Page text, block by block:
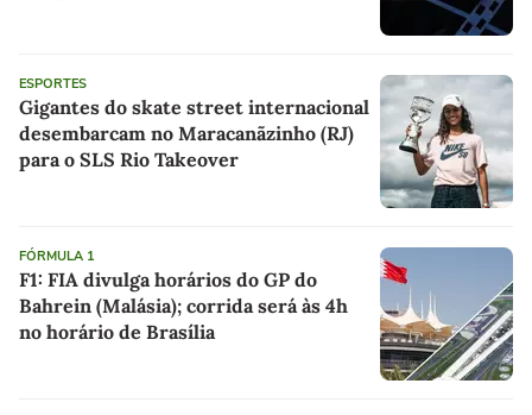
ESPORTES
Gigantes do skate street internacional
desembarcam no Maracanãzinho (RJ)
para o SLS Rio Takeover
FÓRMULA 1
F1: FIA divulga horários do GP do
Bahrein (Malásia); corrida será às 4h
no horário de Brasília